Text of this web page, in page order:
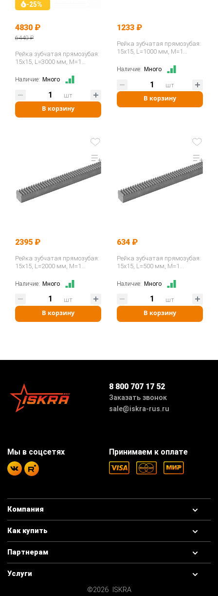
-25%
4830 ₽
6440 ₽
Рейка зубчатая прямозубая:
15x15, L=3000 мм, M=1
Наличие: Много
В корзину
шт
1233 ₽
Рейка зубчатая прямозубая:
15x15, L=1000 мм, M=1
Наличие: Много
В корзину
шт
2395 ₽
Рейка зубчатая прямозубая:
15x15, L=2000 мм, M=1
Наличие: Много
В корзину
шт
634 ₽
Рейка зубчатая прямозубая:
15x15, L=500 мм, M=1
Наличие: Много
В корзину
шт
8 800 707 17 52
Заказать звонок
sale@iskra-rus.ru
Компания
Как купить
Партнерам
Услуги
©2026 ISKRA
Принимаем к оплате
Мы в соцсетях